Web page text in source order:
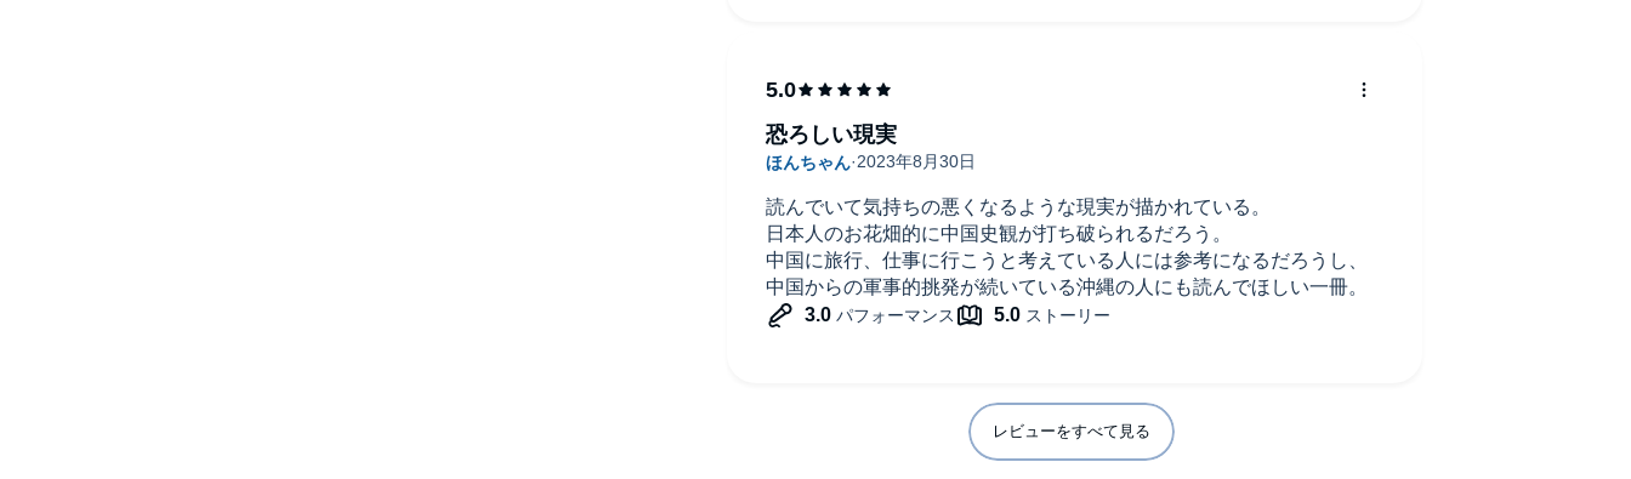
た。
関西弁もイントネーションが自然で良かった。関西出身ですか？
山本さんに次の百田作品もよろしくお願いしたい。
読んでいて気持ちの悪くなるような現実が描かれている。
日本人のお花畑的に中国史観が打ち破られるだろう。
中国に旅行、仕事に行こうと考えている人には参考になるだろうし、
中国からの軍事的挑発が続いている沖縄の人にも読んでほしい一冊。
恐ろしい現実
レビューをすべて見る